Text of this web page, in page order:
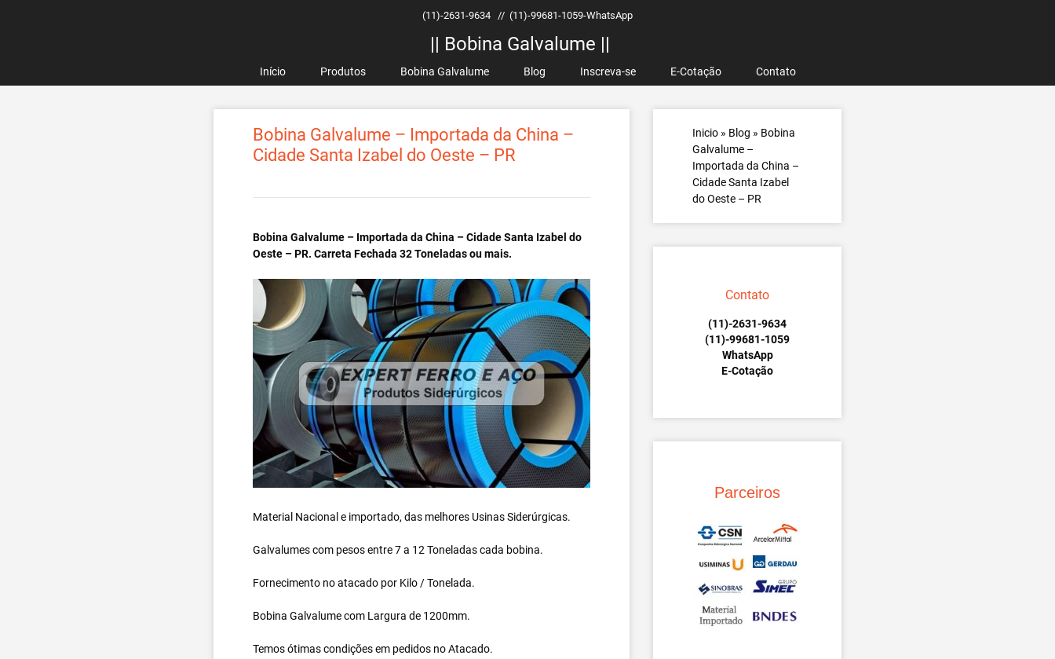
(11)-2631-9634 // (11)-99681-1059-WhatsApp
|| Bobina Galvalume ||
Início Produtos Bobina Galvalume Blog Inscreva-se E-Cotação Contato
Bobina Galvalume – Importada da China –
Cidade Santa Izabel do Oeste – PR
Bobina Galvalume – Importada da China – Cidade Santa Izabel do
Oeste – PR. Carreta Fechada 32 Toneladas ou mais.
Material Nacional e importado, das melhores Usinas Siderúrgicas.
Galvalumes com pesos entre 7 a 12 Toneladas cada bobina.
Fornecimento no atacado por Kilo / Tonelada.
Bobina Galvalumecom Largura de 1200mm.
Temos ótimas condições em pedidos no Atacado.
Inicio » Blog » Bobina
Galvalume –
Importada da China –
Cidade Santa Izabel
do Oeste – PR
Contato
(11)-2631-9634
(11)-99681-1059
WhatsApp
E-Cotação
Parceiros